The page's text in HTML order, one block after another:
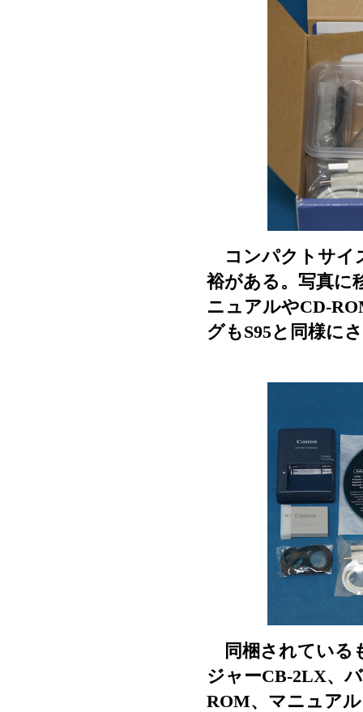
コンパクトサイ
裕がある。写真に
ニュアルやCD-
グもS95と同様に
同梱されている
ジャーCB-2LX、
ROM、マニュア